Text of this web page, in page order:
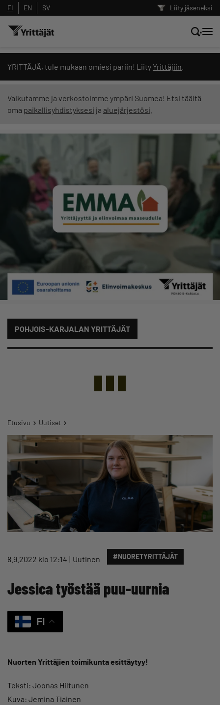
Liity jäseneksi
FI EN SV
YRITTÄJÄ, tule mukaan omiesi pariin! Liity Yrittäjiin
Vaikutamme ja verkostoimme ympäri Suomea! Etsi täältä
oma paikallisyhdistyksesi ja aluejärjestösi
POHJOIS-KARJALAN YRITTÄJÄT
Etusivu Uutiset
8.9.2022 klo 12:14 Uutinen #NUORETYRITTÄJÄT
Jessica työstää puu-uurnia
FI
Nuorten Yrittäjien toimikunta esittäytyy!
Teksti: Joonas Hiltunen
Kuva: Jemina Tiainen
Hae sivustolta tai kysy suoraan
Yrittäjien tekoälyltä
Suodata hakutuloksia: näytä kaikki sisältö